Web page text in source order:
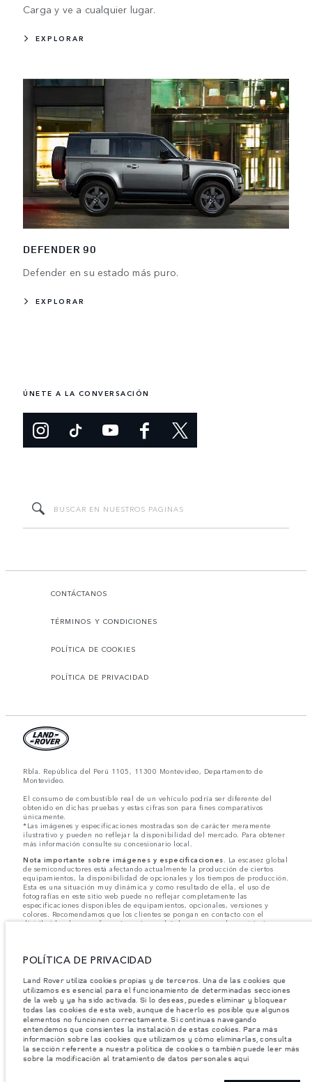
Carga y ve a cualquier lugar.
EXPLORAR
DEFENDER 90
Defender en su estado más puro.
EXPLORAR
ÚNETE A LA CONVERSACIÓN
CONTÁCTANOS
TÉRMINOS Y CONDICIONES
POLÍTICA DE COOKIES
POLÍTICA DE PRIVACIDAD
Rbla. República del Perú 1105, 11300 Montevideo, Departamento de
Montevideo.
El consumo de combustible real de un vehículo podría ser diferente del
obtenido en dichas pruebas y estas cifras son para fines comparativos
únicamente.
*Las imágenes y especificaciones mostradas son de carácter meramente
ilustrativo y pueden no reflejar la disponibilidad del mercado. Para obtener
más información consulte su concesionario local.
Nota importante sobre imágenes y especificaciones.
La escasez global
de semiconductores está afectando actualmente la producción de ciertos
equipamientos, la disponibilidad de opcionales y los tiempos de producción.
Esta es una situación muy dinámica y como resultado de ella, el uso de
fotografías en este sitio web puede no reflejar completamente las
especificaciones disponibles de equipamientos, opcionales, versiones y
colores. Recomendamos que los clientes se pongan en contacto con el
distribuidor de su preferencia, quien podrá dar a conocer las restricciones
Jaguar Land Rover Limited busca constantemente nuevas formas de mejorar
accesorios, por lo que se producen modificaciones de forma continua y sin
previo aviso. Según el modelo, algunas funciones serán opcionales o
vendrán incluidas de serie. La información, las especificaciones, los motores
y los colores que aparecen en esta página web se basan en las
especificaciones europeas. Estos pueden variar en función del mercado y
pueden ser modificados sin previo aviso. Algunos vehículos se muestran con
equipamiento opcional y accesorios originales que pueden no estar
disponibles en todos los mercados. Ponte en contacto con tu concesionario
local para consultar disponibilidad y precios.
POLÍTICA DE PRIVACIDAD
Land Rover utiliza cookies propias y de terceros. Una de las cookies que
utilizamos es esencial para el funcionamiento de determinadas secciones
de la web y ya ha sido activada. Si lo deseas, puedes eliminar y bloquear
todas las cookies de esta web, aunque de hacerlo es posible que algunos
elementos no funcionen correctamente. Si continuas navegando
entendemos que consientes la instalación de estas cookies. Para más
información sobre las cookies que utilizamos y cómo eliminarlas, consulta
la sección referente a nuestra política de cookies o también puede leer más
sobre la modificación al tratamiento de datos personales aquí